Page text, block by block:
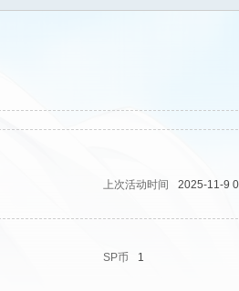
上次活动时间
2025-11-9
SP币 1